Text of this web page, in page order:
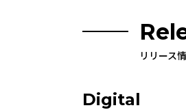
リリース
Digital